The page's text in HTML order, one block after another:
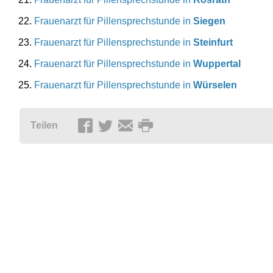
Frauenarzt für Pillensprechstunde in Siegen
Frauenarzt für Pillensprechstunde in Steinfurt
Frauenarzt für Pillensprechstunde in Wuppertal
Frauenarzt für Pillensprechstunde in Würselen
Teilen